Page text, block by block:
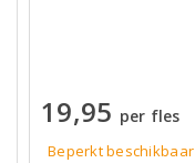
19,95 per fles
Beperkt beschikbaar